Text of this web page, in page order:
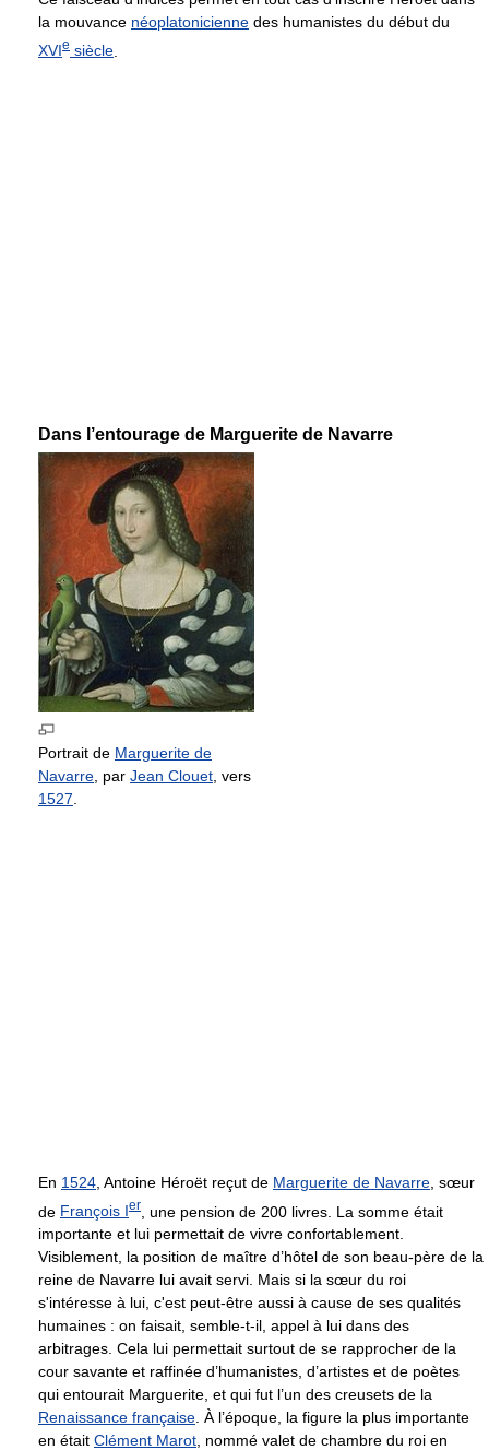
la mouvance néoplatonicienne des humanistes du début du
XVIe siècle
Dans l’entourage de Marguerite de Navarre
Portrait de Marguerite de
Navarre , par Jean Clouet , vers
1527
En 1524 , Antoine Héroët reçut de Marguerite de Navarre , sœur
de François Ier
, une pension de 200 livres. La somme était
importante et lui permettait de vivre confortablement.
Visiblement, la position de maître d’hôtel de son beau-père de la
reine de Navarre lui avait servi. Mais si la sœur du roi
s'intéresse à lui, c'est peut-être aussi à cause de ses qualités
humaines : on faisait, semble-t-il, appel à lui dans des
arbitrages. Cela lui permettait surtout de se rapprocher de la
cour savante et raffinée d’humanistes, d’artistes et de poètes
qui entourait Marguerite, et qui fut l’un des creusets de la
Renaissance française. À l’époque, la figure la plus importante
en était Clément Marot, nommé valet de chambre du roi en